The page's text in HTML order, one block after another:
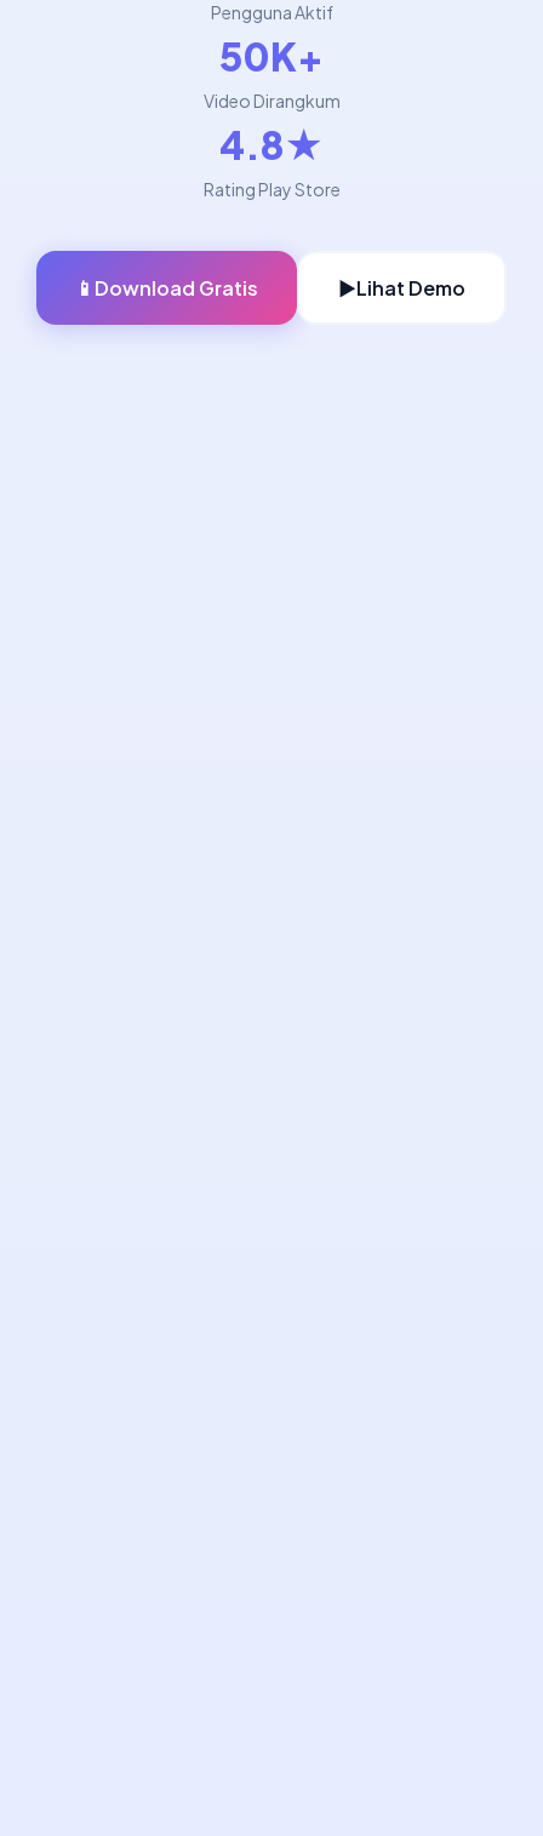
Pengguna Aktif
50K+
Video Dirangkum
4.8★
Rating Play Store
📱 Download Gratis ▶️Lihat Demo